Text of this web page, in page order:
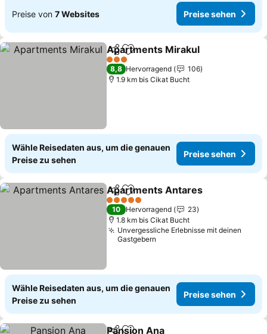
Preise von 7 Websites Preise sehen
TeilenZu Favoriten hinzufügen
Apartments Mirakul
3 Sterne
8,8 Hervorragend
106
1.9 km bis Cikat Bucht
Wähle Reisedaten aus, um die genauen
Preise zu sehen
Preise sehen
TeilenZu Favoriten hinzufügen
Apartments Antares
5 Sterne
10 Hervorragend
23
1.8 km bis Cikat Bucht
Unvergessliche Erlebnisse mit deinen
Gastgebern
Wähle Reisedaten aus, um die genauen
Preise zu sehen
Preise sehen
Pansion Ana